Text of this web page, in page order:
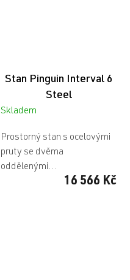
Stan Pinguin Interval 6
Steel
Skladem
16 566 Kč
Prostorný stan s ocelovými
pruty se dvěma
oddělenými...